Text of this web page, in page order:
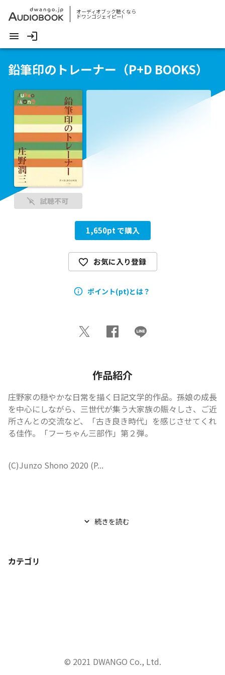
オーディオブック聴くなら
ドワンゴジェイピー!
鉛筆印のトレーナー（P+D BOOKS）
試聴不可
1,650pt で購入
お気に入り登録
ポイント(pt)とは？
作品紹介
庄野家の穏やかな日常を描く日記文学的作品。孫娘の成長
を中心にしながら、三世代が集う大家族の賑々しさ、ご近
所さんとの交流など、「古き良き時代」を感じさせてくれ
る佳作。「フーちゃん三部作」第２弾。
(C)Junzo Shono 2020 (P...
続きを読む
カテゴリ
© 2021 DWANGO Co., Ltd.